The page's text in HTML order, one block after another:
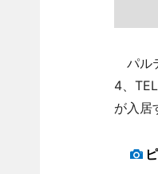
パル
4、TEL
が入居